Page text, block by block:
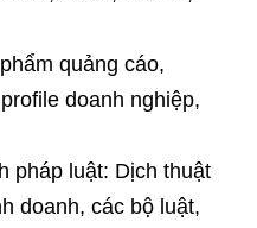
quảng cáo,
doanh nghiệp,
pháp luật: Dịch thuật
doanh, các bộ luật,